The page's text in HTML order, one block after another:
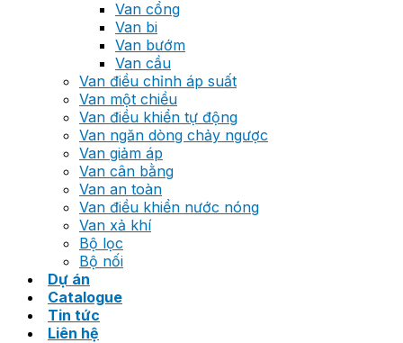
Van cổng
Van bi
Van bướm
Van cầu
Van điều chỉnh áp suất
Van một chiều
Van điều khiển tự động
Van ngăn dòng chảy ngược
Van giảm áp
Van cân bằng
Van an toàn
Van điều khiển nước nóng
Van xả khí
Bộ lọc
Bộ nối
Dự án
Catalogue
Tin tức
Liên hệ